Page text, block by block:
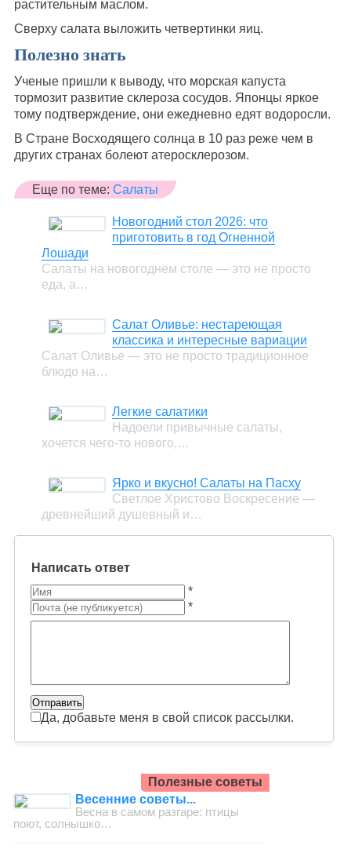
растительным маслом.
Сверху салата выложить четвертинки яиц.
Полезно знать
Ученые пришли к выводу, что морская капуста
тормозит развитие склероза сосудов. Японцы яркое
тому подтверждение, они ежедневно едят водоросли.
В Стране Восходящего солнца в 10 раз реже чем в
других странах болеют атеросклерозом.
Еще по теме: Салаты
Новогодний стол 2026: что
приготовить в год Огненной
Лошади
Салаты на новогоднем столе — это не просто
еда, а…
Салат Оливье: нестареющая
классика и интересные вариации
Салат Оливье — это не просто традиционное
блюдо на…
Легкие салатики
Надоели привычные салаты,
хочется чего-то нового,…
Ярко и вкусно! Салаты на Пасху
Светлое Христово Воскресение —
древнейший душевный и…
Написать ответ
*
*
Да, добавьте меня в свой список рассылки.
Полезные советы
Весенние советы...
Весна в самом разгаре: птицы
поют, солнышко…